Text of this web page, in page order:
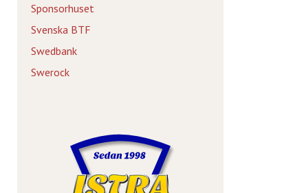
Sponsorhuset
Svenska BTF
Swedbank
Swerock